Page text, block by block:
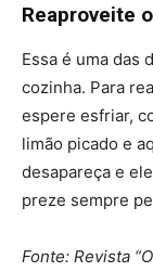
Reaproveite
Essa é uma das
cozinha. Para
espere esfriar,
limão picado e
desapareça e
preze sempre
Fonte: Revista